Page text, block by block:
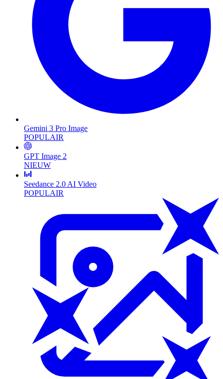
Gemini 3 Pro Image
POPULAIR
GPT Image 2
NIEUW
Seedance 2.0 AI Video
POPULAIR